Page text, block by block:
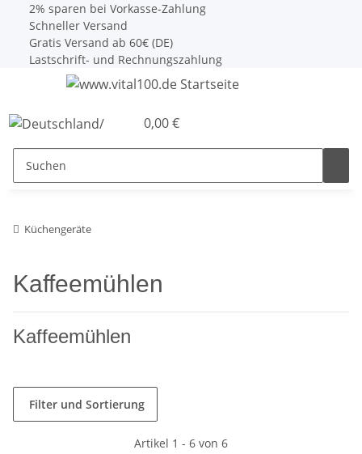
2% sparen bei Vorkasse-Zahlung
Schneller Versand
Gratis Versand ab 60€ (DE)
Lastschrift- und Rechnungszahlung
0,00 €
Küchengeräte
Kaffeemühlen
Kaffeemühlen
Filter und Sortierung
Artikel 1 - 6 von 6